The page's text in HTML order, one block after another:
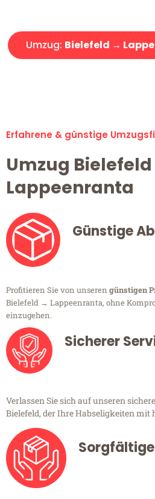
Umzug: Bielefeld →
Erfahrene & günstige
Umzug Bielefeld
Lappeenranta
Günstige
Profitieren Sie von unseren günstigen
Bielefeld → Lappeenranta, ohne
einzugehen.
Sicherer
Verlassen Sie sich auf unseren
Bielefeld, der Ihre Habseligkeiten mit